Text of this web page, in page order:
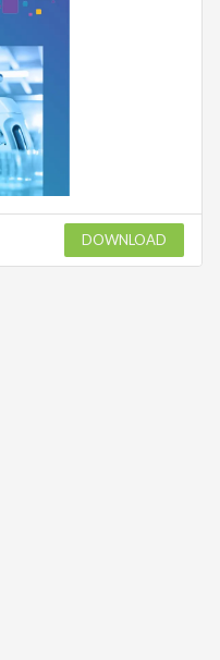
DOWNLOAD